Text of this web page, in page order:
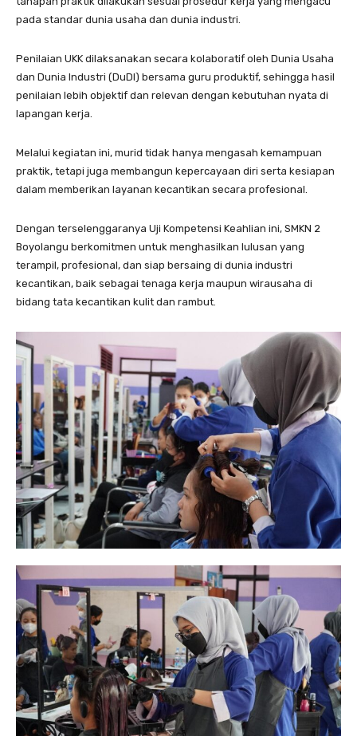
pada standar dunia usaha dan dunia industri.
Penilaian UKK dilaksanakan secara kolaboratif oleh Dunia Usaha
dan Dunia Industri (DuDI) bersama guru produktif, sehingga hasil
penilaian lebih objektif dan relevan dengan kebutuhan nyata di
lapangan kerja.
Melalui kegiatan ini, murid tidak hanya mengasah kemampuan
praktik, tetapi juga membangun kepercayaan diri serta kesiapan
dalam memberikan layanan kecantikan secara profesional.
Dengan terselenggaranya Uji Kompetensi Keahlian ini, SMKN 2
Boyolangu berkomitmen untuk menghasilkan lulusan yang
terampil, profesional, dan siap bersaing di dunia industri
kecantikan, baik sebagai tenaga kerja maupun wirausaha di
bidang tata kecantikan kulit dan rambut.